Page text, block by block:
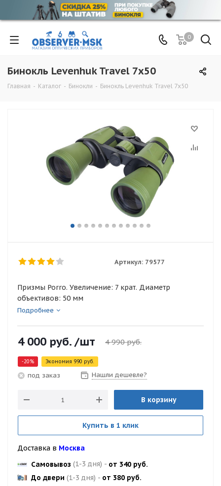
0
Бинокль Levenhuk Travel 7x50
Главная - Каталог - Бинокли - Бинокль Levenhuk Travel 7x50
Артикул: 79577
Призмы Porro. Увеличение: 7 крат. Диаметр
объективов: 50 мм
Подробнее
4 000 руб. /шт 4 990руб.
-20% Экономия 990 руб.
под заказ Нашли дешевле?
В корзину
Купить в 1 клик
Доставка в Москва
Самовывоз (1-3 дня) - от 340 руб.
До двери (1-3 дня) - от 380 руб.